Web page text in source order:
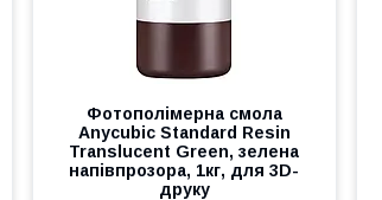
Фотополімерна смола
Anycubic Standard Resin
Translucent Green, зелена
напівпрозора, 1кг, для 3D-
друку